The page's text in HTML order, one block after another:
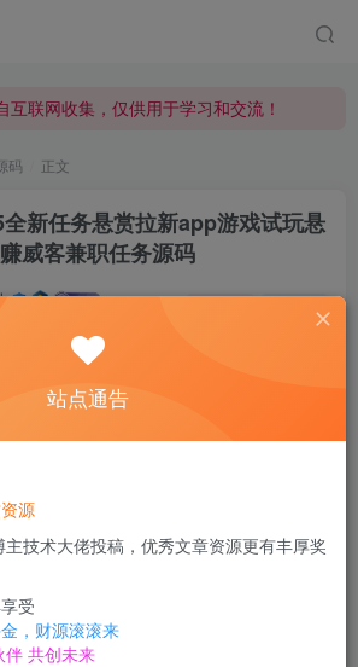
互联网收集，仅供用于学习和交流！
码 正文
全新任务悬赏拉新app游戏试玩悬
威客兼职任务源码
私信
过店主深度测试后上架，用户可放心
站点通告
源
技术大佬投稿，优秀文章资源更有丰厚奖
受
，财源滚滚来
伴 共创未来